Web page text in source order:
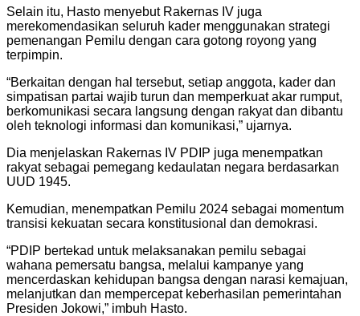
Selain itu, Hasto menyebut Rakernas IV juga
merekomendasikan seluruh kader menggunakan strategi
pemenangan Pemilu dengan cara gotong royong yang
terpimpin.
“Berkaitan dengan hal tersebut, setiap anggota, kader dan
simpatisan partai wajib turun dan memperkuat akar rumput,
berkomunikasi secara langsung dengan rakyat dan dibantu
oleh teknologi informasi dan komunikasi,” ujarnya.
Dia menjelaskan Rakernas IV PDIP juga menempatkan
rakyat sebagai pemegang kedaulatan negara berdasarkan
UUD 1945.
Kemudian, menempatkan Pemilu 2024 sebagai momentum
transisi kekuatan secara konstitusional dan demokrasi.
“PDIP bertekad untuk melaksanakan pemilu sebagai
wahana pemersatu bangsa, melalui kampanye yang
mencerdaskan kehidupan bangsa dengan narasi kemajuan,
melanjutkan dan mempercepat keberhasilan pemerintahan
Presiden Jokowi,” imbuh Hasto.